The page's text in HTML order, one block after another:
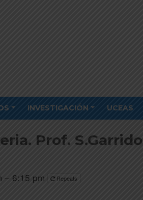
INVESTIGACIÓN UCEAS
Prof. S.Garrido
– 6:15 pm
Repeats